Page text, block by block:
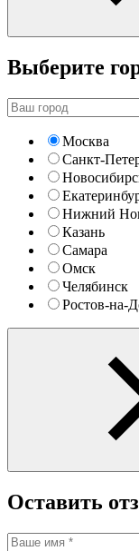
Выберите
Москва
Санкт-
Нижний
Казань
Самара
Омск
Челябинск
Ростов-на-
Оставить